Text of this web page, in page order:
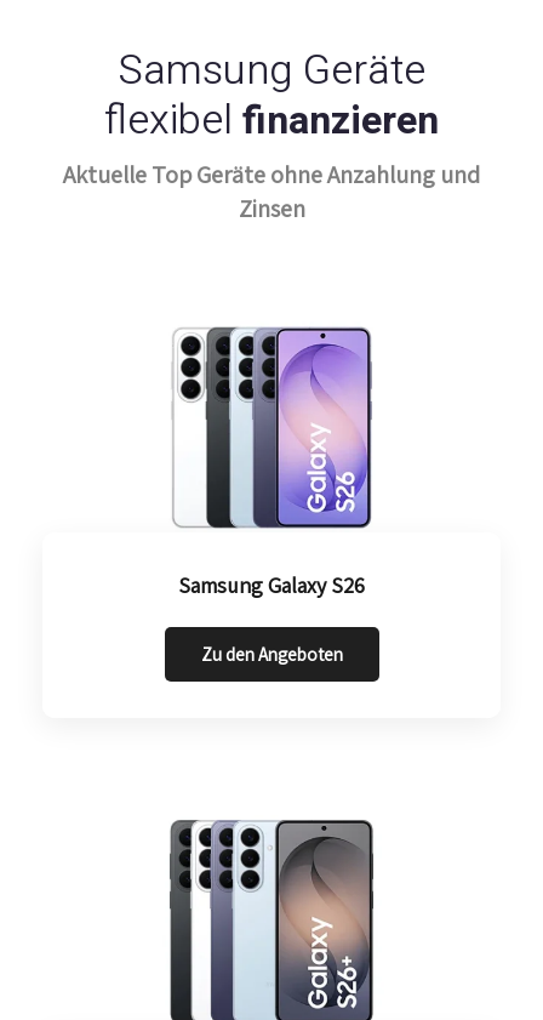
Samsung Geräte
flexibel finanzieren
Aktuelle Top Geräte ohne Anzahlung und
Zinsen
Samsung Galaxy S26
Zu den Angeboten